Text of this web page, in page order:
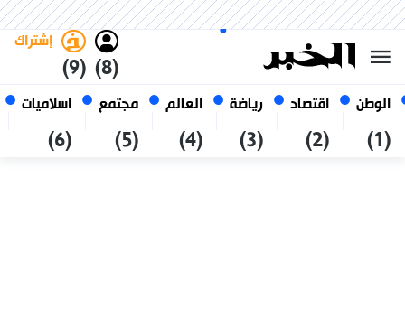
الوطن
(1)
اقتصاد
(2)
رياضة
(3)
العالم
(4)
مجتمع
(5)
اسلاميات
(6)
(8)
إشتراك
(9)
أغسطس 2026
الجزائر